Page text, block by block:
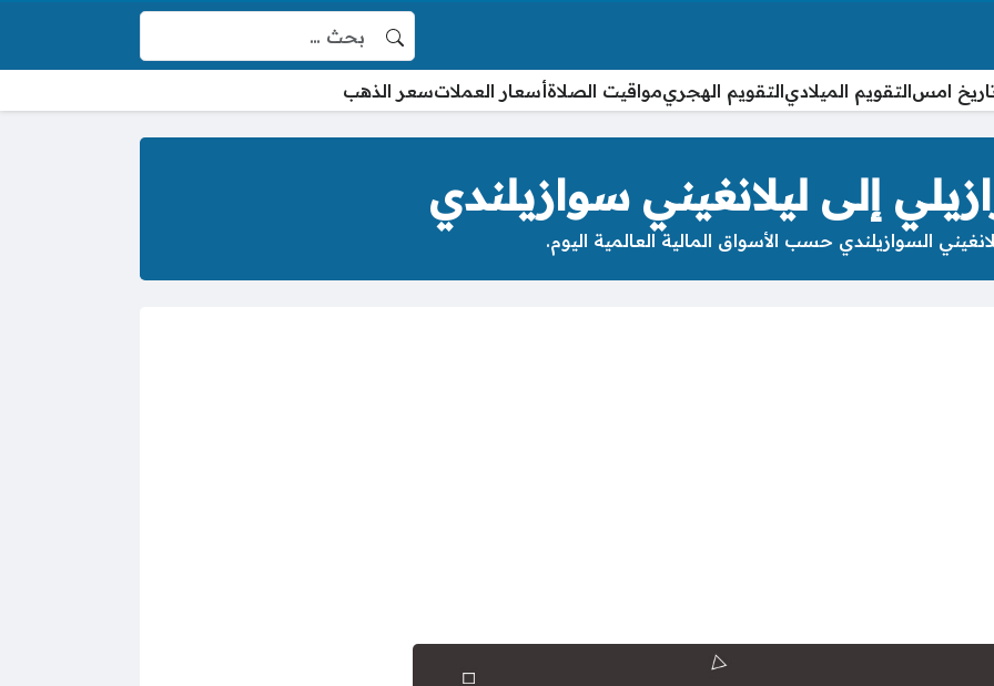
البحث عن:
امسالتقويم الميلاديالتقويم الهجريمواقيت الصلاةأسعار العملاتسعر الذهب
إلى ليلانغيني سوازيلندي
السوازيلندي حسب الأسواق المالية العالمية اليوم.